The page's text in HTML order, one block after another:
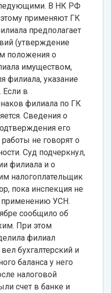
В НК РФ
применяют ГК
предполагает
(утверждение
положения о
имуществом,
филиала, указание
в
филиала по ГК
Сведения о
его
не говорят о
Суд подчеркнул,
филиала и о
налогоплательщик
пока инспекция не
применению УСН.
сообщило об
При этом
филиал
бухгалтерский и
баланса у него
налоговой
счет в банке и